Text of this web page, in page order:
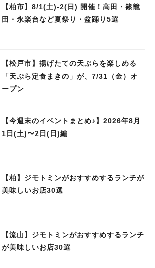
【柏市】8/1(土)‐2(日) 開催！高田・篠籠
田・永楽台など夏祭り・盆踊り5選
【松戸市】揚げたての天ぷらを楽しめる
「天ぷら定食まきの」が、7/31（金）オ
ープン
【今週末のイベントまとめ♪】2026年8月
1日(土)〜2日(日)編
【柏】ジモトミンがおすすめするランチが
美味しいお店30選
【流山】ジモトミンがおすすめするランチ
が美味しいお店30選